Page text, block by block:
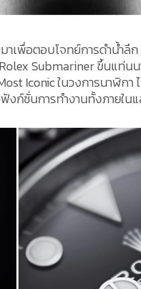
พื่อตอบโจทย์การดำน้ำลึ
Submariner ขึ้นแท่
Iconic ในวงการนาฬิ
ก์ชั่นการทำงานทั้งภายใน